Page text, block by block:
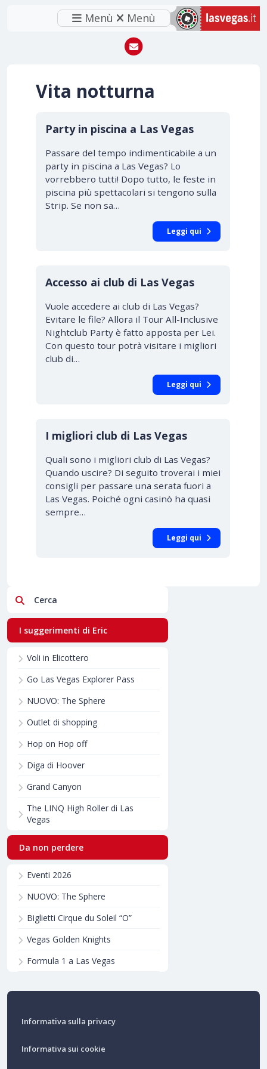
Menù Menù
Vita notturna
Party in piscina a Las Vegas
Passare del tempo indimenticabile a un
party in piscina a Las Vegas? Lo
vorrebbero tutti! Dopo tutto, le feste in
piscina più spettacolari si tengono sulla
Strip. Se non sa…
Leggi qui
Accesso ai club di Las Vegas
Vuole accedere ai club di Las Vegas?
Evitare le file? Allora il Tour All-Inclusive
Nightclub Party è fatto apposta per Lei.
Con questo tour potrà visitare i migliori
club di…
Leggi qui
I migliori club di Las Vegas
Quali sono i migliori club di Las Vegas?
Quando uscire? Di seguito troverai i miei
consigli per passare una serata fuori a
Las Vegas. Poiché ogni casinò ha quasi
sempre…
Leggi qui
Cerca
I suggerimenti di Eric
Voli in Elicottero
Go Las Vegas Explorer Pass
NUOVO: The Sphere
Outlet di shopping
Hop on Hop off
Diga di Hoover
Grand Canyon
The LINQ High Roller di Las
Vegas
Da non perdere
Eventi 2026
NUOVO: The Sphere
Biglietti Cirque du Soleil “O”
Vegas Golden Knights
Formula 1 a Las Vegas
Informativa sulla privacy
Informativa sui cookie